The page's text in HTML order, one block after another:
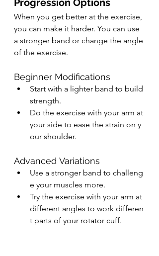
When you get better at the exercise,
you can make it harder. You can use
a stronger band or change the angle
of the exercise.
Beginner Modifications
Start with a lighter band to build
strength.
Do the exercise with your arm at
your side to ease the strain on y
our shoulder.
Advanced Variations
Use a stronger band to challeng
e your muscles more.
Try the exercise with your arm at
different angles to work differen
t parts of your rotator cuff.